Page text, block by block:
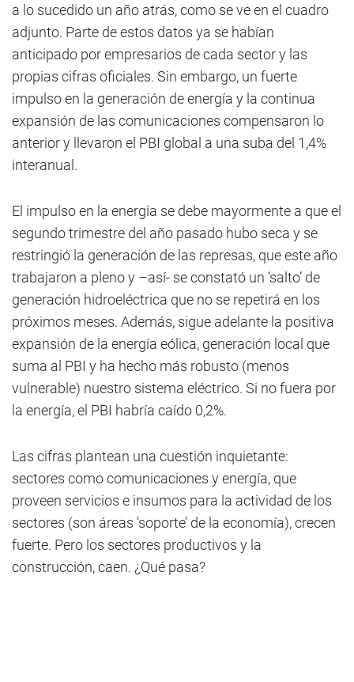
a lo sucedido un año atrás, como se ve en el cuadro
adjunto. Parte de estos datos ya se habían
anticipado por empresarios de cada sector y las
propias cifras oficiales. Sin embargo, un fuerte
impulso en la generación de energía y la continua
expansión de las comunicaciones compensaron lo
anterior y llevaron el PBI global a una suba del 1,4%
interanual.
El impulso en la energía se debe mayormente a que el
segundo trimestre del año pasado hubo seca y se
restringió la generación de las represas, que este año
trabajaron a pleno y –así- se constató un ‘salto’ de
generación hidroeléctrica que no se repetirá en los
próximos meses. Además, sigue adelante la positiva
expansión de la energía eólica, generación local que
suma al PBI y ha hecho más robusto (menos
vulnerable) nuestro sistema eléctrico. Si no fuera por
la energía, el PBI habría caído 0,2%.
Las cifras plantean una cuestión inquietante:
sectores como comunicaciones y energía, que
proveen servicios e insumos para la actividad de los
sectores (son áreas ‘soporte’ de la economía), crecen
fuerte. Pero los sectores productivos y la
construcción, caen. ¿Qué pasa?